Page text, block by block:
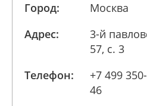
Город:
Москва
Адрес:
3-й
57, с. 3
Телефон:
+7 499
46